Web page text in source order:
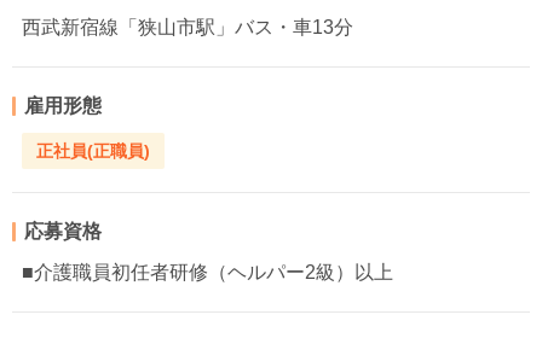
西武新宿線「狭山市駅」バス・車13分
雇用形態
正社員(正職員)
応募資格
■介護職員初任者研修（ヘルパー2級）以上